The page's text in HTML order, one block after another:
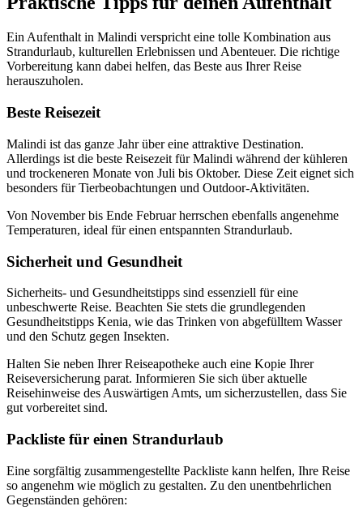
Ein Aufenthalt in Malindi verspricht eine tolle Kombination aus
Strandurlaub, kulturellen Erlebnissen und Abenteuer. Die richtige
Vorbereitung kann dabei helfen, das Beste aus Ihrer Reise
herauszuholen.
Beste Reisezeit
Malindi ist das ganze Jahr über eine attraktive Destination.
Allerdings ist die beste Reisezeit für Malindi während der kühleren
und trockeneren Monate von Juli bis Oktober. Diese Zeit eignet sich
besonders für Tierbeobachtungen und Outdoor-Aktivitäten.
Von November bis Ende Februar herrschen ebenfalls angenehme
Temperaturen, ideal für einen entspannten Strandurlaub.
Sicherheit und Gesundheit
Sicherheits- und Gesundheitstipps sind essenziell für eine
unbeschwerte Reise. Beachten Sie stets die grundlegenden
Gesundheitstipps Kenia, wie das Trinken von abgefülltem Wasser
und den Schutz gegen Insekten.
Halten Sie neben Ihrer Reiseapotheke auch eine Kopie Ihrer
Reiseversicherung parat. Informieren Sie sich über aktuelle
Reisehinweise des Auswärtigen Amts, um sicherzustellen, dass Sie
gut vorbereitet sind.
Packliste für einen Strandurlaub
Eine sorgfältig zusammengestellte Packliste kann helfen, Ihre Reise
so angenehm wie möglich zu gestalten. Zu den unentbehrlichen
Gegenständen gehören: